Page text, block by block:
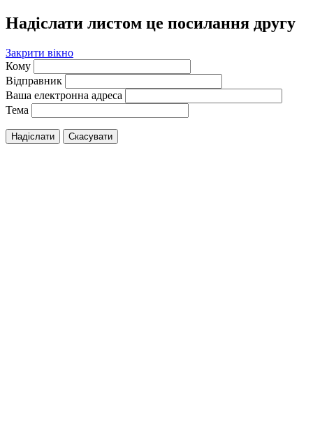
Надіслати листом це посилання другу
Закрити вікно
Кому
Відправник
Ваша електронна адреса
Тема
Надіслати Скасувати